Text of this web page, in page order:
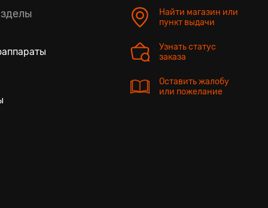
Найти магазин или
пункт выдачи
Узнать статус
заказа
Оставить жалобу
или пожелание